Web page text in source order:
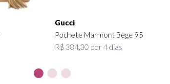
Gucci
Pochete Marmont Bege 95
R$ 384,30 por 4 dias